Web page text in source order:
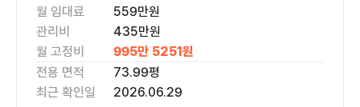
월 임대료
559만원
관리비
435만원
월 고정비
995만 5251원
전용 면적
73.99평
최근 확인일
2026.06.29